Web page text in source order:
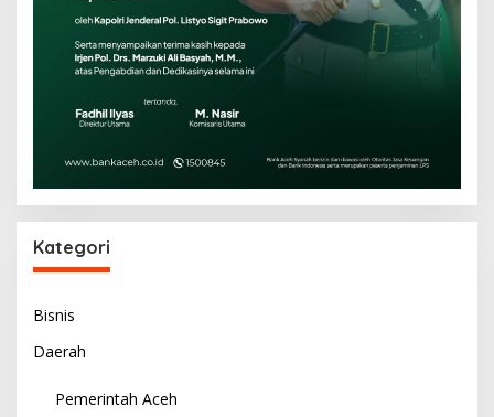
Kategori
Bisnis
Daerah
Pemerintah Aceh